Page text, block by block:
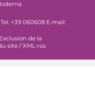
+39 060608 E-mail:
Exclusion de la
site / XML-rss